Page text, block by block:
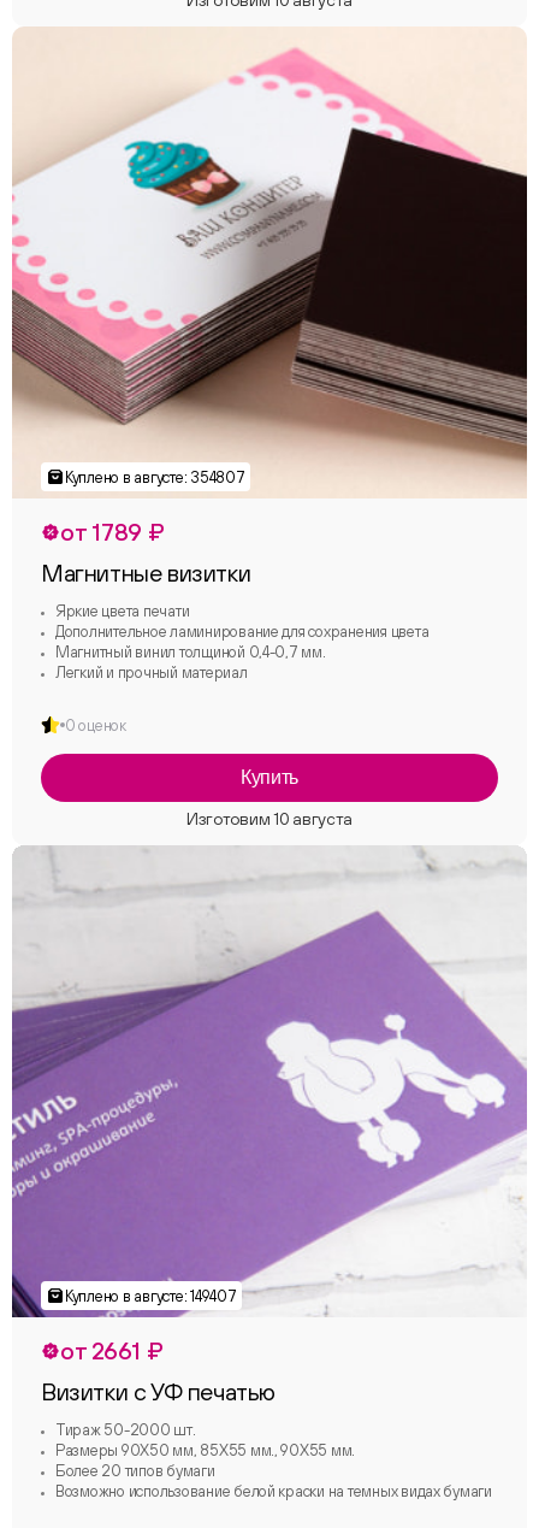
от 1789 ₽
Магнитные визитки
Яркие цвета печати
Дополнительное ламинирование для сохранения цвета
Магнитный винил толщиной 0,4-0,7 мм.
Легкий и прочный материал
0 оценок
Купить
от 2661 ₽
Визитки с УФ печатью
Тираж 50-2000 шт.
Размеры 90Х50 мм, 85Х55 мм., 90Х55 мм.
Более 20 типов бумаги
Возможно использование белой краски на темных видах бумаги